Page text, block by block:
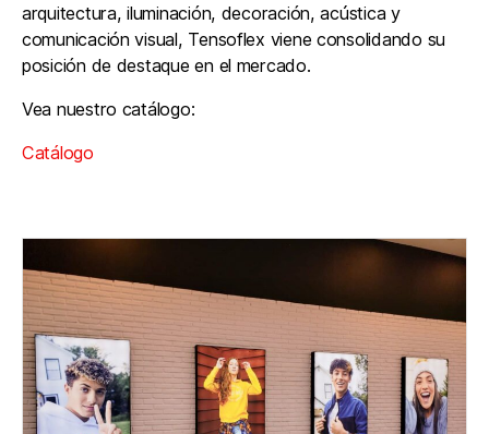
arquitectura, iluminación, decoración, acústica y
comunicación visual, Tensoflex viene consolidando su
posición de destaque en el mercado.
Vea nuestro catálogo:
Catálogo